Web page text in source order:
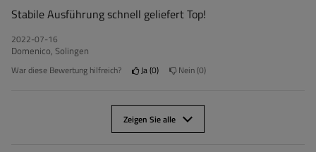
Stabile Ausführung schnell geliefert Top!
2022-07-16
Domenico, Solingen
War diese Bewertung hilfreich? Ja 0 Nein 0
Zeigen Sie alle